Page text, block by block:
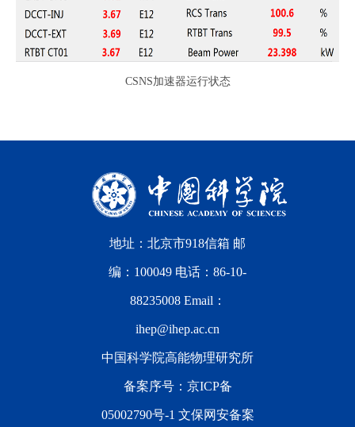
CSNS加速器运行状态
地址：北京市918信箱 邮
编：100049 电话：86-10-
88235008 Email：
ihep@ihep.ac.cn
中国科学院高能物理研究所
备案序号： 京ICP备
05002790号-1 文保网安备案